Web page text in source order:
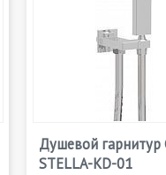
Душевой гарнитур
STELLA-KD-01